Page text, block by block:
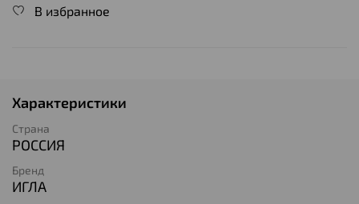
В избранное
Характеристики
Страна
РОССИЯ
Бренд
ИГЛА